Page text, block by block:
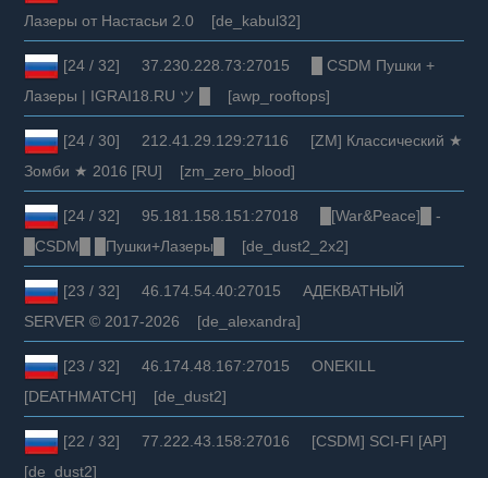
Лазеры от Настасьи 2.0 [de_kabul32]
[24 / 32] 37.230.228.73:27015 █ CSDM Пушки +
Лазеры | IGRAI18.RU ツ █ [awp_rooftops]
[24 / 30] 212.41.29.129:27116 [ZM] Классический ★
Зомби ★ 2016 [RU] [zm_zero_blood]
[24 / 32] 95.181.158.151:27018 █[War&Peace]█ -
█CSDM█ █Пушки+Лазеры█ [de_dust2_2x2]
[23 / 32] 46.174.54.40:27015 АДЕКВАТНЫЙ
SERVER © 2017-2026 [de_alexandra]
[23 / 32] 46.174.48.167:27015 ONEKILL
[DEATHMATCH] [de_dust2]
[22 / 32] 77.222.43.158:27016 [CSDM] SCI-FI [AP]
[de_dust2]